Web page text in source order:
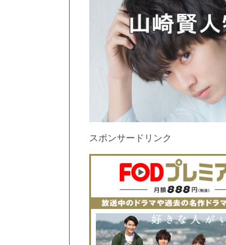
スポンサードリンク